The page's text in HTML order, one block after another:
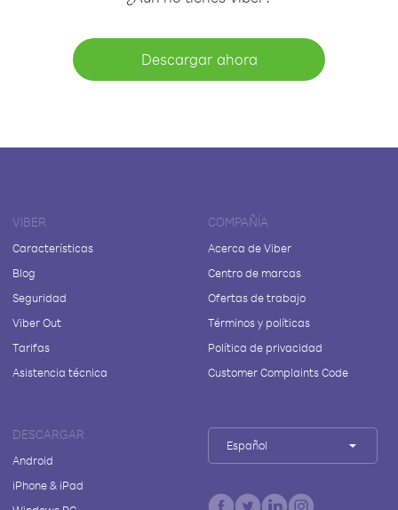
Descargar ahora
VIBER
Características
Blog
Seguridad
Viber Out
Tarifas
Asistencia técnica
COMPAÑÍA
Acerca de Viber
Centro de marcas
Ofertas de trabajo
Términos y políticas
Política de privacidad
Customer Complaints Code
DESCARGAR
Android
iPhone & iPad
Español